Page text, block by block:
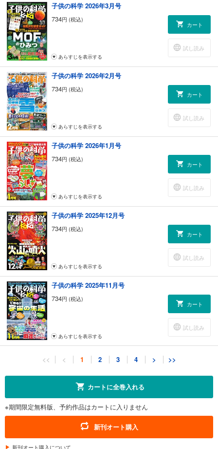
子供の科学 2026年3月号
734円 (税込)
カート
試し読み
あらすじを表示する
子供の科学 2026年2月号
734円 (税込)
カート
試し読み
あらすじを表示する
子供の科学 2026年1月号
734円 (税込)
カート
試し読み
あらすじを表示する
子供の科学 2025年12月号
734円 (税込)
カート
試し読み
あらすじを表示する
子供の科学 2025年11月号
734円 (税込)
カート
試し読み
あらすじを表示する
子供の科学 2025年10月号
試し読み
あらすじを表示する
子供の科学 2025年9月号
734円 (税込)
<< < 1 2 3 4 > >>
カートに全巻入れる
※期間限定無料版、予約作品はカートに入りません
新刊オート購入
新刊オート購入について